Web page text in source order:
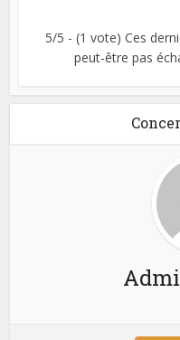
5/5 - (1 vote) Ces
peut-être pas